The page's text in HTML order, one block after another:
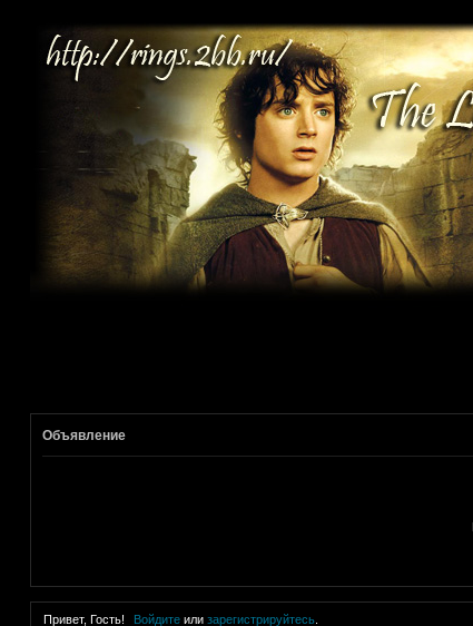
Объявление
Привет, Гость! Войдите илизарегистрируйтесь